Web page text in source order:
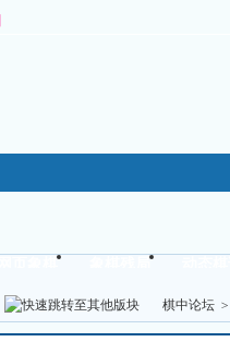
网页象棋 象棋残局
棋中论坛 >